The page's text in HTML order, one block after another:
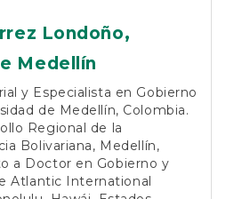
Londoño,
Medellín
y Especialista en Gobierno
de Medellín, Colombia.
Regional de la
Bolivariana, Medellín,
a Doctor en Gobierno y
Atlantic International